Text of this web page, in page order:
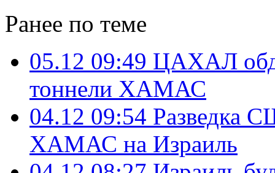
Ранее по теме
05.12 09:49 ЦАХАЛ
тоннели ХАМАС
04.12 09:54 Разведка
ХАМАС на Израиль